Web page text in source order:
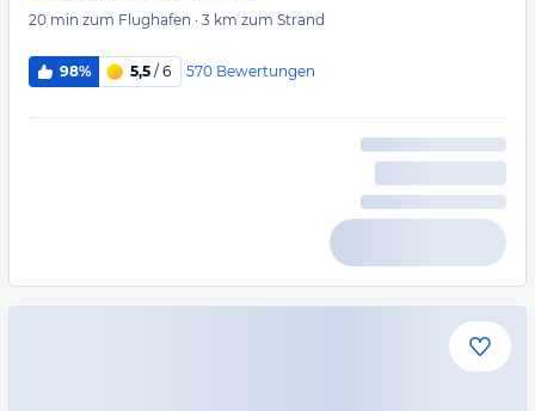
20 min zum Flughafen · 3 km zum Strand
98% 5,5 / 6 570 Bewertungen